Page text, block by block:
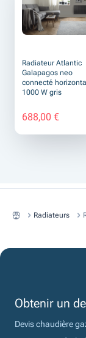
Radiateur Atlantic
Galapagos neo
connecté horizontal
1000 W gris
688,00 €
Radiateurs
Obtenir un
Devis chaudière